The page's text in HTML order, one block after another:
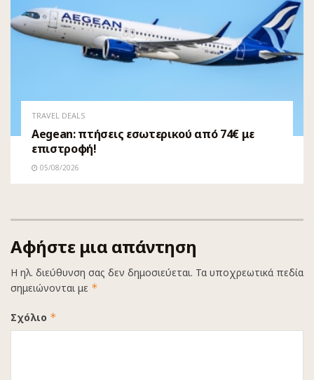
TRAVEL DEALS
Aegean: πτήσεις εσωτερικού από 74€ με
επιστροφή!
05/08/2026
Αφήστε μια απάντηση
Η ηλ. διεύθυνση σας δεν δημοσιεύεται. Τα υποχρεωτικά πεδία
σημειώνονται με *
Σχόλιο *